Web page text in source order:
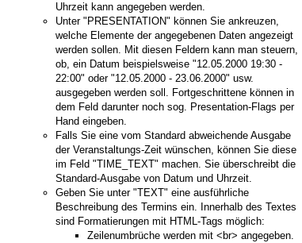
Uhrzeit kann angegeben werden.
Unter "PRESENTATION" können Sie ankreuzen,
welche Elemente der angegebenen Daten angezeigt
werden sollen. Mit diesen Feldern kann man steuern,
ob, ein Datum beispielsweise "12.05.2000 19:30 -
22:00" oder "12.05.2000 - 23.06.2000" usw.
ausgegeben werden soll. Fortgeschrittene können in
dem Feld darunter noch sog. Presentation-Flags per
Hand eingeben.
Falls Sie eine vom Standard abweichende Ausgabe
der Veranstaltungs-Zeit wünschen, können Sie diese
im Feld "TIME_TEXT" machen. Sie überschreibt die
Standard-Ausgabe von Datum und Uhrzeit.
Geben Sie unter "TEXT" eine ausführliche
Beschreibung des Termins ein. Innerhalb des Textes
sind Formatierungen mit HTML-Tags möglich:
Zeilenumbrüche werden mit <br> angegeben.